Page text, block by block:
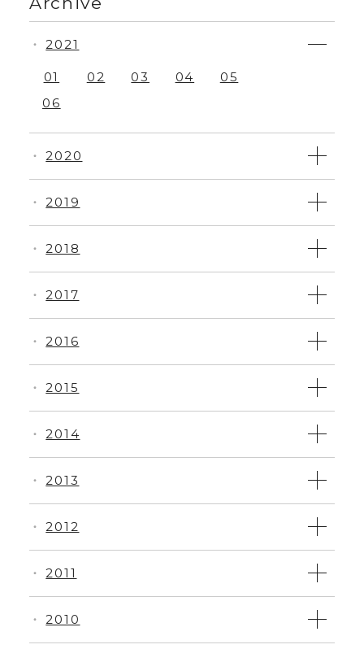
・ 2010
・ 2011
・ 2012
・ 2013
・ 2014
・ 2015
・ 2016
・ 2017
・ 2018
・ 2019
・ 2020
・ 2021
01 02 03 04
05
06